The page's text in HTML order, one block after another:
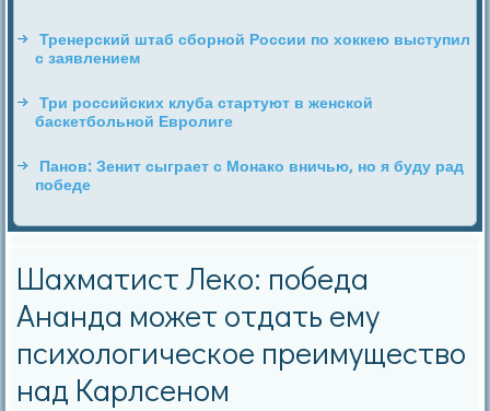
Тренерский штаб сборной России по хоккею выступил
с заявлением
Три российских клуба стартуют в женской
баскетбольной Евролиге
Панов: Зенит сыграет с Монако вничью, но я буду рад
победе
Шахматист Леко: победа
Ананда может отдать ему
психологическое преимущество
над Карлсеном